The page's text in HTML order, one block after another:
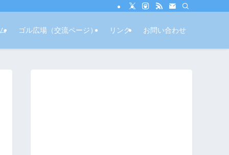
ゴル広場（交流ページ） リンク お問い合わせ